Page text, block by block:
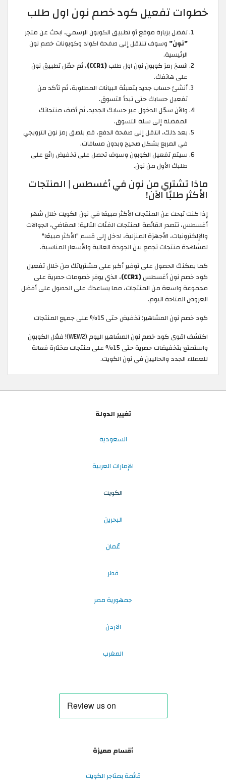
خطوات تفعيل كود خصم نون اول طلب
تفضل بزيارة موقع أو تطبيق الكوبون الرسمي، ابحث عن متجر
"نون" وسوف تنتقل إلى صفحة اكواد وكوبونات خصم نون
الرئيسية.
انسخ رمز كوبون نون اول طلب(CCR1)
، ثم حمّل تطبيق نون
على هاتفك.
أنشئ حساب جديد بتعبئة البيانات المطلوبة، ثم تأكد من
تفعيل حسابك حتى تبدأ التسوق.
والآن سجّل الدخول عبر حسابك الجديد، ثم أضف منتجاتك
المفضلة إلى سلة التسوق.
بعد ذلك، انتقل إلى صفحة الدفع، قم بلصق رمز نون الترويجي
في المربع بشكل صحيح وبدون مسافات.
سيتم تفعيل الكوبون وسوف تحصل على تخفيض رائع على
طلبك الأول من نون.
ماذا تشتري من نون في أغسطس | المنتجات
الأكثر طلبًا الآن!
إذا كنت تبحث عن المنتجات الأكثر مبيعًا في نون الكويت خلال شهر
أغسطس، تتصدر القائمة المنتجات الفئات التالية: المقاضي، الجوالات
والإلكترونيات، الأجهزة المنزلية، ادخل إلى قسم "الأكثر مبيعًا"
لمشاهدة منتجات تجمع بين الجودة العالية والأسعار المناسبة.
كما يمكنك الحصول على توفير أكبر على مشترياتك من خلال تفعيل
كود خصم نون أغسطس(CCR1)
، الذي يوفر خصومات حصرية على
مجموعة واسعة من المنتجات، مما يساعدك على الحصول على أفضل
العروض المتاحة اليوم.
كود خصم نون المشاهير: تخفيض حتى 15% على جميع المنتجات
اكتشف اقوى كود خصم نون المشاهير اليوم (WEW2)! فعّل الكوبون
واستمتع بتخفيضات حصرية حتى 15% على منتجات مختارة فعالة
للعملاء الجدد والحاليين في نون الكويت.
تغيير الدولة
السعودية
الإمارات العربية
الكويت
البحرين
عُمان
قطر
جمهورية مصر
الاردن
المغرب
أقسام مميزة
قائمة بمتاجر الكويت